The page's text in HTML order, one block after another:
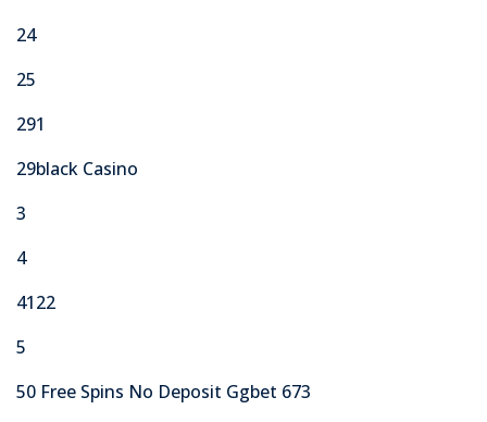
24
25
291
29black Casino
3
4
4122
5
50 Free Spins No Deposit Ggbet 673